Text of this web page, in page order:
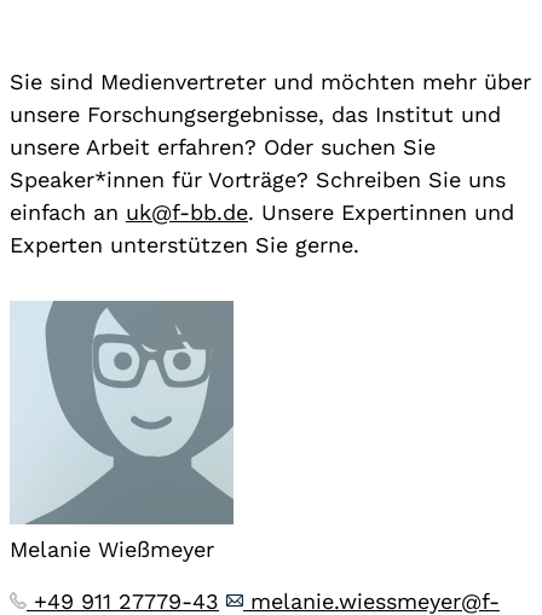
Sie sind Medienvertreter und möchten mehr über
unsere Forschungsergebnisse, das Institut und
unsere Arbeit erfahren? Oder suchen Sie
Speaker*innen für Vorträge? Schreiben Sie uns
einfach an uk@f-bb.de. Unsere Expertinnen und
Experten unterstützen Sie gerne.
Melanie Wießmeyer
+49 911 27779-43
melanie.wiessmeyer@f-